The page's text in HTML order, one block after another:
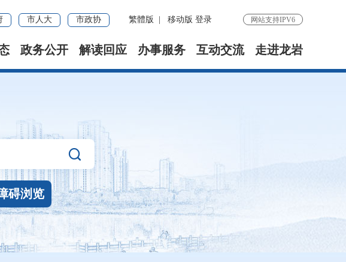
市人大 市政协 繁體版 移动版 登录 网站支持IPV6
政务公开 解读回应 办事服务 互动交流 走进龙岩

碍浏览